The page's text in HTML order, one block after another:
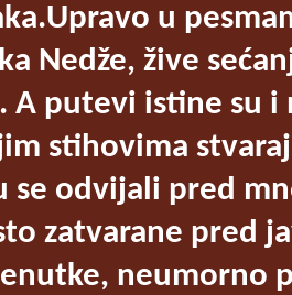
u
Nedže, žive
A putevi istine su i
stihovima
se odvijali pred
zatvarane pred
neumorno